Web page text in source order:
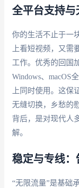
全平台支持与
你的生活不止于一
上看短视频，又需
工作。优秀的回国
Windows、macOS
上同时使用。这保
无缝切换，乡愁的
背后，是对现代人
解。
稳定与专线：
“无限流量”是基础